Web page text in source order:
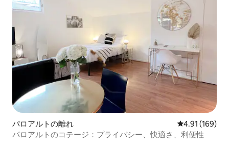
パロアルトの離れ レビュー169
4.91 (169)
パロアルトのコテージ：プライバシー、快適さ、利便性